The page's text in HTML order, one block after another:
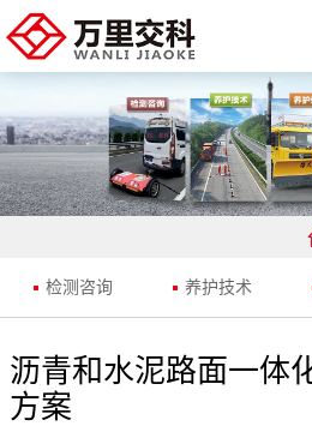
检测咨询 养护技术
沥青和水泥路面一体
方案